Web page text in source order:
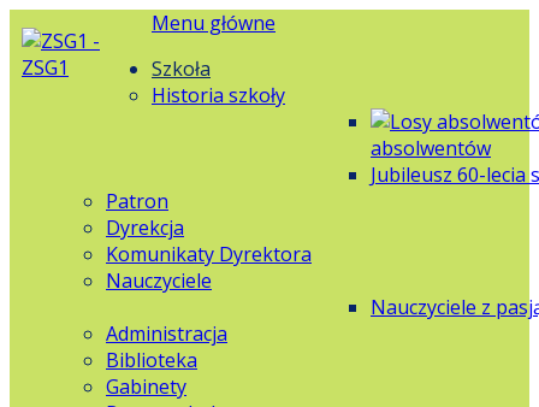
Menu główne
Szkoła
Historia szkoły
absolwentów
Jubileusz 60-lecia
Patron
Dyrekcja
Komunikaty Dyrektora
Nauczyciele
Nauczyciele z
Administracja
Biblioteka
Gabinety